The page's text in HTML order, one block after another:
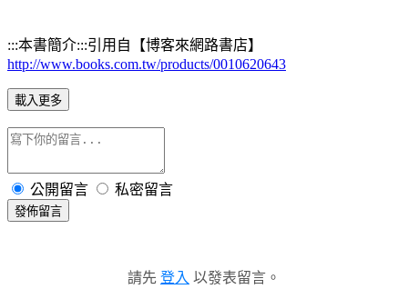
:::本書簡介:::引用自【博客來網路書店】
http://www.books.com.tw/products/0010620643
載入更多
公開留言 私密留言
發佈留言
請先 登入 以發表留言。